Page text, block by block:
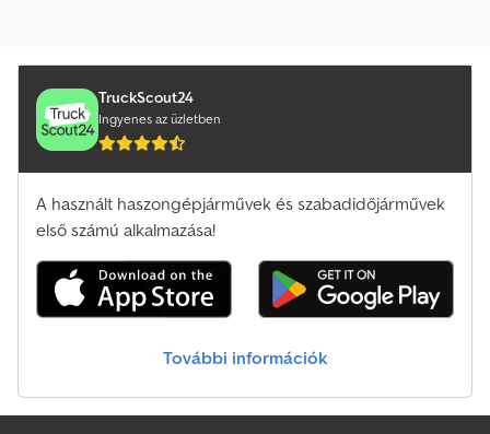
TruckScout24
Ingyenes az üzletben
A használt haszongépjárművek és szabadidőjárművek
első számú alkalmazása!
További információk